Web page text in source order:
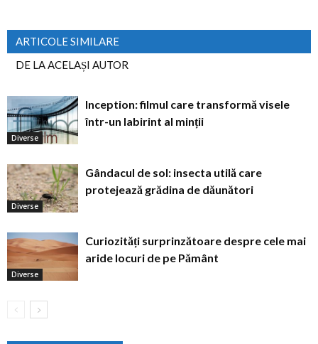
ARTICOLE SIMILARE
DE LA ACELAȘI AUTOR
Diverse
Inception: filmul care transformă visele
într-un labirint al minții
Diverse
Gândacul de sol: insecta utilă care
protejează grădina de dăunători
Diverse
Curiozități surprinzătoare despre cele mai
aride locuri de pe Pământ